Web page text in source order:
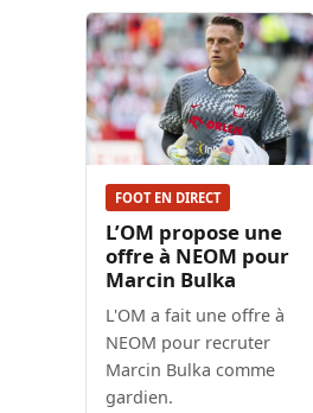
FOOT EN DIRECT
L’OM propose une
offre à NEOM pour
Marcin Bulka
L'OM a fait une offre à
NEOM pour recruter
Marcin Bulka comme
gardien.